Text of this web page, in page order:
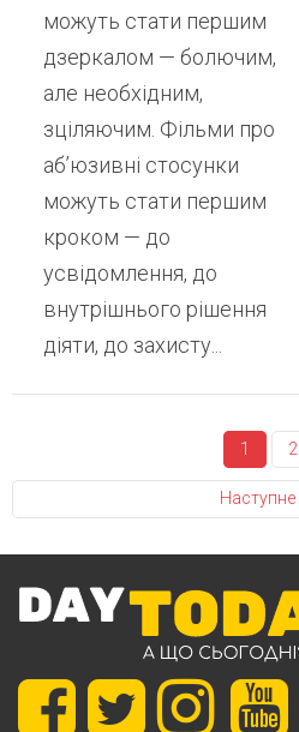
можуть стати першим
дзеркалом — болючим,
але необхідним,
зціляючим. Фільми про
аб’юзивні стосунки
можуть стати першим
кроком — до
усвідомлення, до
внутрішнього рішення
діяти, до захисту...
1 2
Наступне